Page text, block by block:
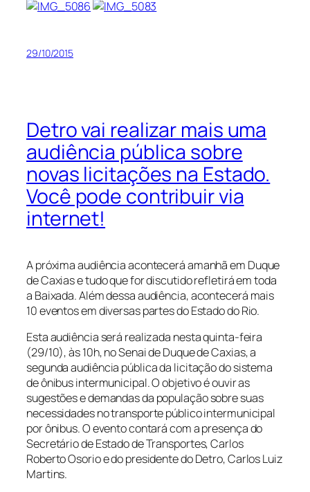
29/10/2015
Detro vai realizar mais uma
audiência pública sobre
novas licitações na Estado.
Você pode contribuir via
internet!
A próxima audiência acontecerá amanhã em Duque
de Caxias e tudo que for discutido refletirá em toda
a Baixada. Além dessa audiência, acontecerá mais
10 eventos em diversas partes do Estado do Rio.
Esta audiência será realizada nesta quinta-feira
(29/10), às 10h, no Senai de Duque de Caxias, a
segunda audiência pública da licitação do sistema
de ônibus intermunicipal. O objetivo é ouvir as
sugestões e demandas da população sobre suas
necessidades no transporte público intermunicipal
por ônibus. O evento contará com a presença do
Secretário de Estado de Transportes, Carlos
Roberto Osorio e do presidente do Detro, Carlos Luiz
Martins.